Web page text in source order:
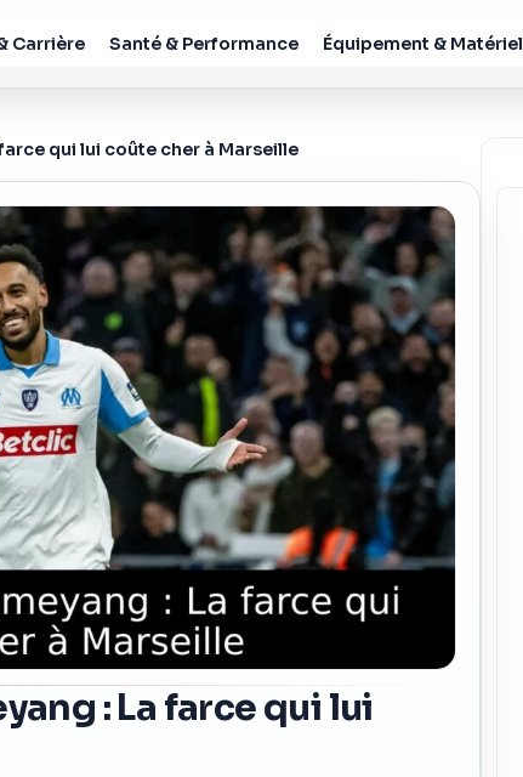
Carrière Santé & Performance Équipement & Matériel
qui lui coûte cher à Marseille
: La farce qui lui